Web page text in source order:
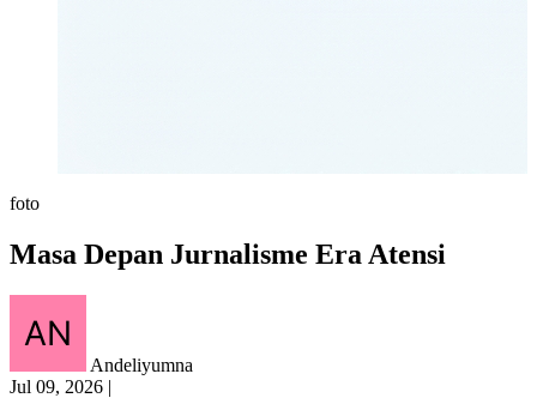
foto
Masa Depan Jurnalisme Era Atensi
Andeliyumna
Jul 09, 2026 |